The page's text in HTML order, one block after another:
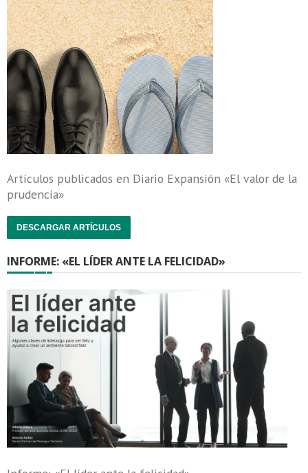
Artículos publicados en Diario Expansión «El valor de la
prudencia»
DESCARGAR ARTÍCULOS
INFORME: «EL LÍDER ANTE LA FELICIDAD»